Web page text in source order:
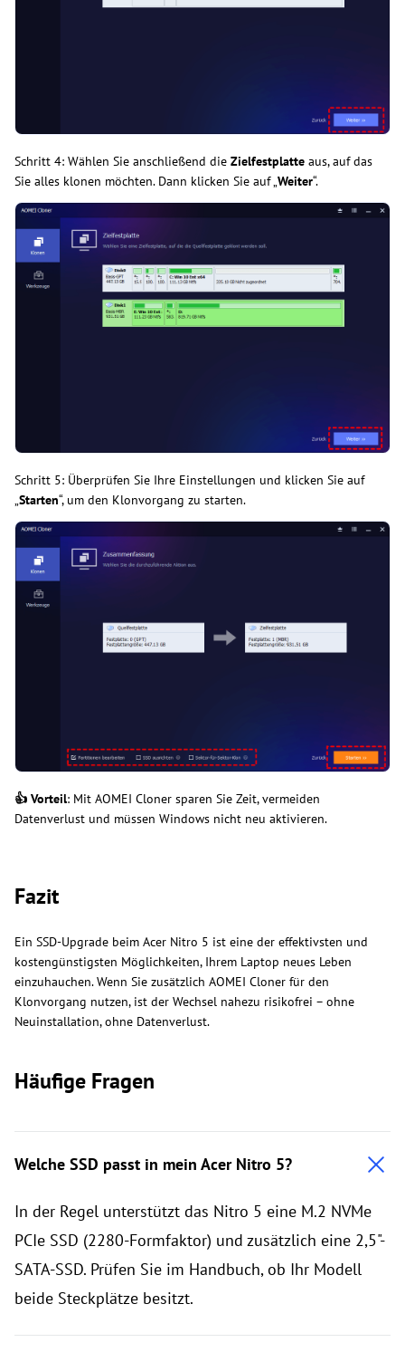
Schritt 4: Wählen Sie anschließend die Zielfestplatte aus, auf das
Sie alles klonen möchten. Dann klicken Sie auf „ Weiter“.
Schritt 5: Überprüfen Sie Ihre Einstellungen und klicken Sie auf
„Starten“, um den Klonvorgang zu starten.
👍 Vorteil: Mit AOMEI Cloner sparen Sie Zeit, vermeiden
Datenverlust und müssen Windows nicht neu aktivieren.
Fazit
Ein SSD-Upgrade beim Acer Nitro 5 ist eine der effektivsten und
kostengünstigsten Möglichkeiten, Ihrem Laptop neues Leben
einzuhauchen. Wenn Sie zusätzlich AOMEI Cloner für den
Klonvorgang nutzen, ist der Wechsel nahezu risikofrei – ohne
Neuinstallation, ohne Datenverlust.
Häufige Fragen
Welche SSD passt in mein Acer Nitro 5?
In der Regel unterstützt das Nitro 5 eine M.2 NVMe
PCIe SSD (2280-Formfaktor) und zusätzlich eine 2,5"-
SATA-SSD. Prüfen Sie im Handbuch, ob Ihr Modell
beide Steckplätze besitzt.